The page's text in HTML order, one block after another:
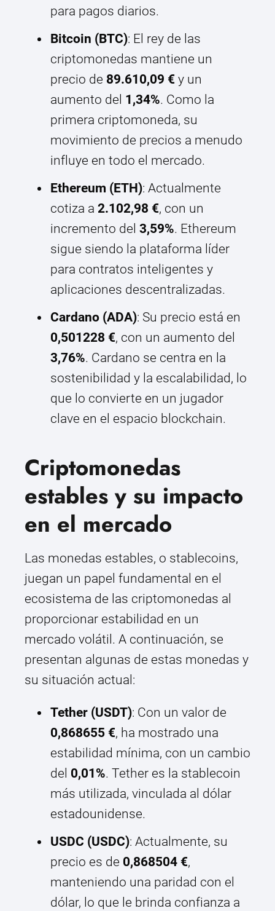
para pagos diarios.
Bitcoin (BTC): El rey de las
criptomonedas mantiene un
precio de 89.610,09 € y un
aumento del 1,34%. Como la
primera criptomoneda, su
movimiento de precios a menudo
influye en todo el mercado.
Ethereum (ETH): Actualmente
cotiza a 2.102,98 €, con un
incremento del 3,59%. Ethereum
sigue siendo la plataforma líder
para contratos inteligentes y
aplicaciones descentralizadas.
Cardano (ADA): Su precio está en
0,501228 €, con un aumento del
3,76%. Cardano se centra en la
sostenibilidad y la escalabilidad, lo
que lo convierte en un jugador
clave en el espacio blockchain.
Criptomonedas
estables y su impacto
en el mercado
Las monedas estables, o stablecoins,
juegan un papel fundamental en el
ecosistema de las criptomonedas al
proporcionar estabilidad en un
mercado volátil. A continuación, se
presentan algunas de estas monedas y
su situación actual:
Tether (USDT): Con un valor de
0,868655 €, ha mostrado una
estabilidad mínima, con un cambio
del 0,01%. Tether es la stablecoin
más utilizada, vinculada al dólar
estadounidense.
USDC (USDC): Actualmente, su
precio es de 0,868504 €,
manteniendo una paridad con el
dólar, lo que le brinda confianza a